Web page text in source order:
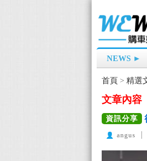
NEWS ►
首頁 > 精選
文章內容
資訊分享
angus